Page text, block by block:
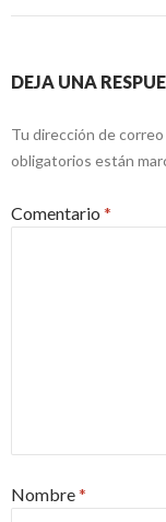
DEJA UNA
Tu dirección de
obligatorios están
Comentario *
Nombre*